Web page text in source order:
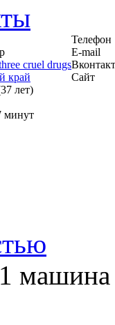
cruel drugs
край
лет)
минут
Телефон
E-mail
Сайт
1 машина